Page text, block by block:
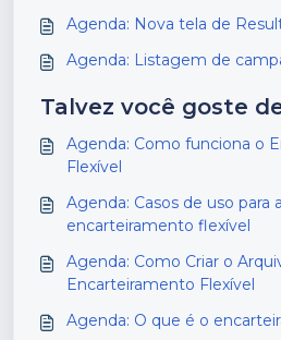
Agenda: Nova tela de
Agenda: Listagem de
Talvez você goste
Agenda: Como funciona o
Flexível
Agenda: Casos de uso para
encarteiramento flexível
Agenda: Como Criar o
Encarteiramento Flexível
Agenda: O que é o